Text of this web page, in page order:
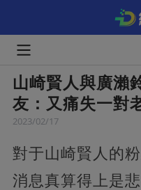
山崎賢人與廣瀨
友：又痛失一對
2023/02/17
對于山崎賢人的
消息真算得上是